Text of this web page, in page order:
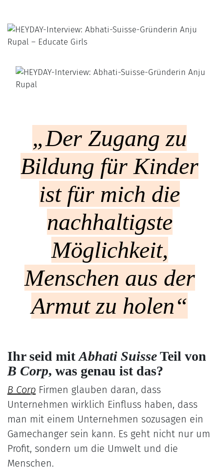
„Der Zugang zu
Bildung für Kinder
ist für mich die
nachhaltigste
Möglichkeit,
Menschen aus der
Armut zu holen“
Ihr seid mitAbhati SuisseTeil von
B Corp, was genau ist das?
B Corp Firmen glauben daran, dass
Unternehmen wirklich Einfluss haben, dass
man mit einem Unternehmen sozusagen ein
Gamechanger sein kann. Es geht nicht nur um
Profit, sondern um die Umwelt und die
Menschen.